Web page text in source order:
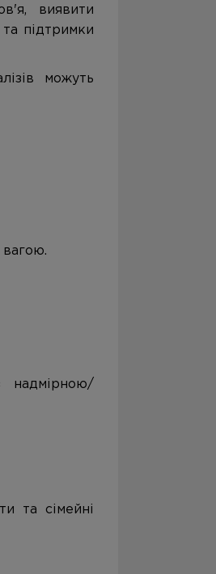
виявити
підтримки
можуть
вагою.
надмірною/
та сімейні